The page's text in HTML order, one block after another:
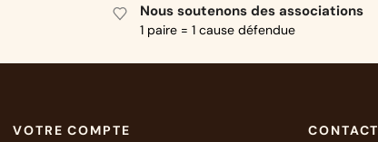
Nous soutenons des associations
1 paire = 1 cause défendue
VOTRE COMPTE CONTACT